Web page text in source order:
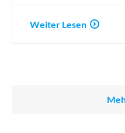
Weiter Lesen